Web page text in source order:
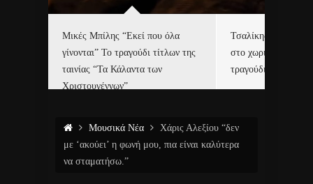
Μικές Μπίλης “Εκεί που όλα
γίνονται” Το τραγούδι τίτλων της
ταινίας “Τα Κάλαντα των
Χριστουγέννων”
Τσαλίκης,
στο χωριό του Άι
τραγούδι και video
Μουσικά Νέα
Χάρις Αλεξίου “δεν
με ‘ακούει’ η φωνή μου, πια είναι καλύτερα
να σταματήσω.”